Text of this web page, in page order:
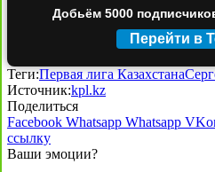
Добьём 5000
Перейти в
Теги:Первая лига Казахстана
Источник:kpl.kz
Поделиться
Facebook Whatsapp Whatsapp
ссылку
Ваши эмоции?